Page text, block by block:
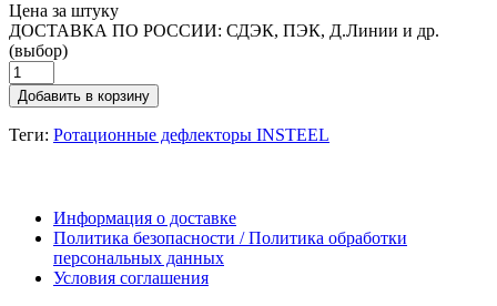
Цена за штуку
ДОСТАВКА ПО РОССИИ: СДЭК, ПЭК, Д.Линии и др.
(выбор)
Добавить в корзину
Теги: Ротационные дефлекторы INSTEEL
Информация о доставке
Политика безопасности / Политика обработки
персональных данных
Условия соглашения